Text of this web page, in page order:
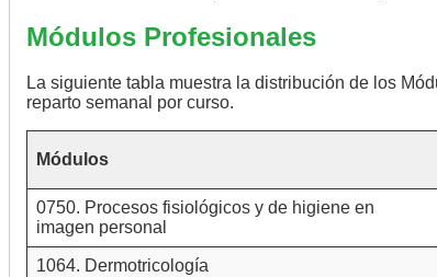
Módulos Profesionales
La siguiente tabla muestra la distribución de los
reparto semanal por curso.
Módulos
0750. Procesos fisiológicos y de higiene en
imagen personal
1064. Dermotricología